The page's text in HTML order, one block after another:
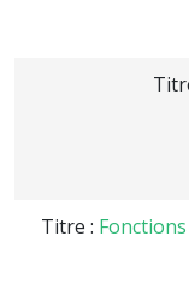
Titre :